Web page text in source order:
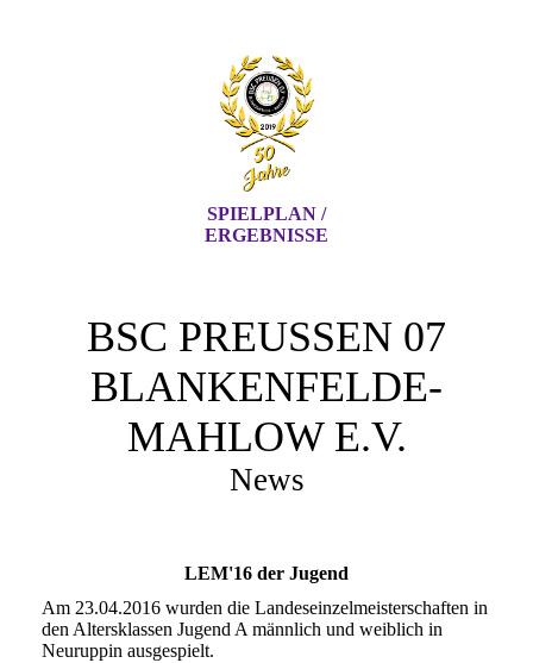
SPIELPLAN /
ERGEBNISSE
BSC PREUSSEN 07 B
LANKENFELDE-M
AHLOW E.V.
News
LEM'16 der Jugend
Am 23.04.2016 wurden die Landeseinzelmeisterschaften in
den Altersklassen Jugend A männlich und weiblich in
Neuruppin ausgespielt.